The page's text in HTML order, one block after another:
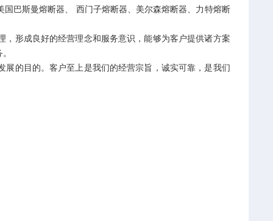
巴斯曼熔断器、 西门子熔断器、美尔森熔断器、力特熔断
形成良好的经营理念和服务意识，能够为客户提供诸方案
的目的。客户至上是我们的经营宗旨，诚实可靠，是我们